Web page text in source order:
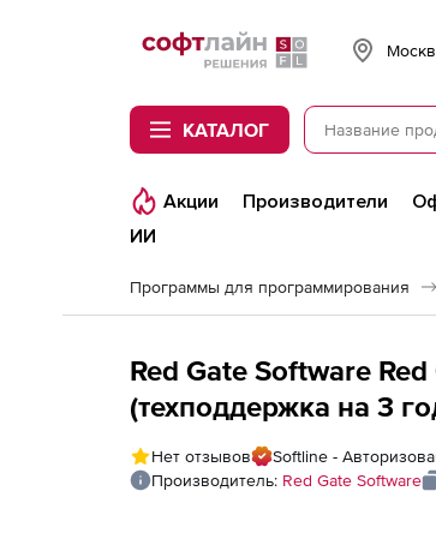
Softline
КАТАЛОГ
Акции Производители
ИИ
Программы для программирования
Red Gate Software
(техподдержка на 3
Нет отзывов
Softline -
Производитель: Red Gate Software